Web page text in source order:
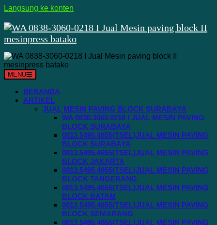
Langsung ke konten
MENU
BERANDA
ARTIKEL
JUAL MESIN PAVING BLOCK SURABAYA
WA 0838.3060.0218 I JUAL MESIN PAVING
BLOCK SURABAYA
0813.5495.4655(TSEL)JUAL MESIN PAVING
BLOCK SURABAYA
0813.5495.4655(TSEL)JUAL MESIN PAVING
BLOCK JAKARTA
0813.5495.4655(TSEL)JUAL MESIN PAVING
BLOCK TANGERANG
0813.5495.4655(TSEL)JUAL MESIN PAVING
BLOCK BATAM
0813.5495.4655(TSEL)JUAL MESIN PAVING
BLOCK SEMARANG
0813.5495.4655(TSEL)JUAL MESIN PAVING